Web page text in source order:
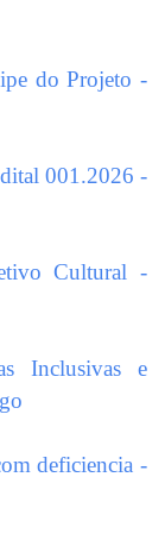
do Projeto -
001.2026 -
Cultural -
Inclusivas e
deficiencia -